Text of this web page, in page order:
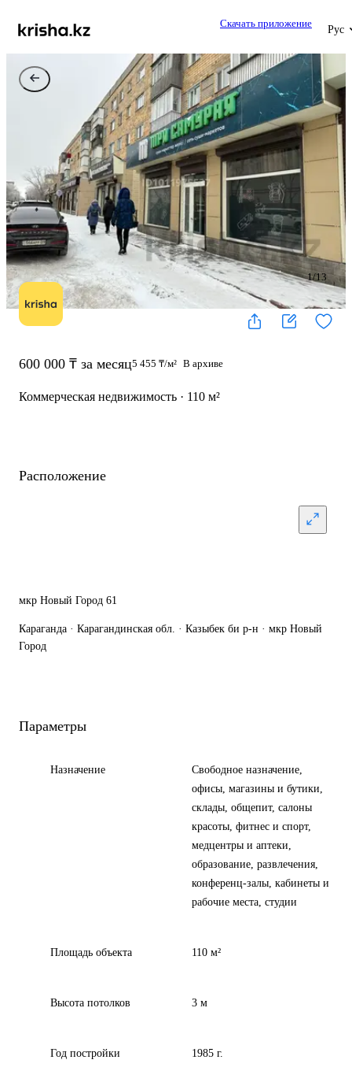
Скачать приложение
Рус
1/13
600 000 ₸ за месяц5 455 ₸/м² В архиве
Коммерческая недвижимость · 110 м²
Расположение
мкр Новый Город 61
Караганда · Карагандинская обл. · Казыбек би р-н · мкр Новый
Город
Параметры
Назначение
Свободное назначение,
офисы, магазины и бутики,
склады, общепит, салоны
красоты, фитнес и спорт,
медцентры и аптеки,
образование, развлечения,
конференц-залы, кабинеты и
рабочие места, студии
Площадь объекта 110 м²
Высота потолков 3 м
Год постройки 1985 г.